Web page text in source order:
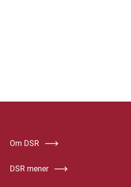
Om DSR
DSR mener